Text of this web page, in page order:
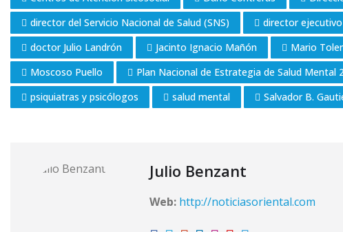
director del Servicio Nacional de Salud (SNS)
director ejecutivo
doctor Julio Landrón
Jacinto Ignacio Mañón Mario
Moscoso Puello
Plan Nacional de Estrategia de Salud Mental
psiquiatras y psicólogos
salud mental Salvador B.
Julio Benzant
Web: http://noticiasoriental.com